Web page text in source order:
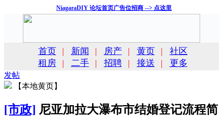
NiagaraDIY 论坛首页广告位招商 --> 点这里
首页 | 新闻 | 房产 | 黄页 |
社区
租房
| 二手 | 招聘 | 接送 | 更多
发帖
【本地黄页】
[市政] 尼亚加拉大瀑布市结婚登记流程简